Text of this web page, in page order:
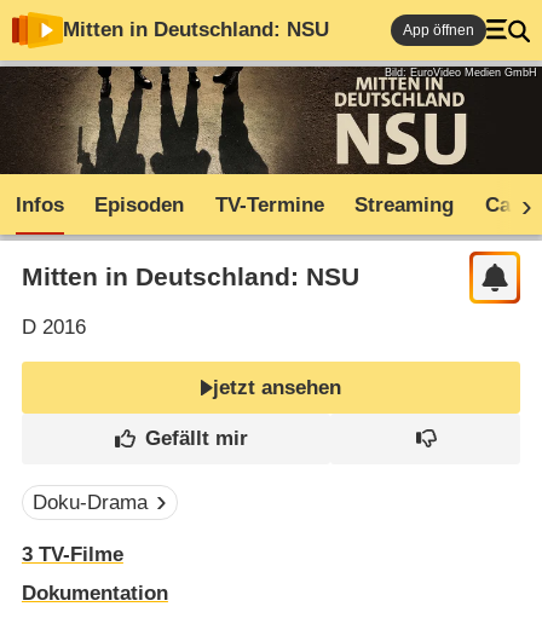
Mitten in Deutschland: NSU App öffnen
Bild: EuroVideo Medien GmbH
Infos Episoden TV-Termine Streaming Cast
Mitten in Deutschland: NSU
D2016
jetzt ansehen
Doku-Drama
3 TV-Filme
Dokumentation